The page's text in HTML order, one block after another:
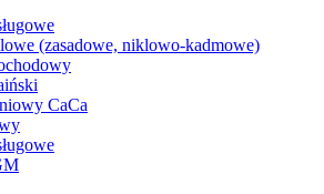
(zasadowe, niklowo-kadmowe)
CaCa